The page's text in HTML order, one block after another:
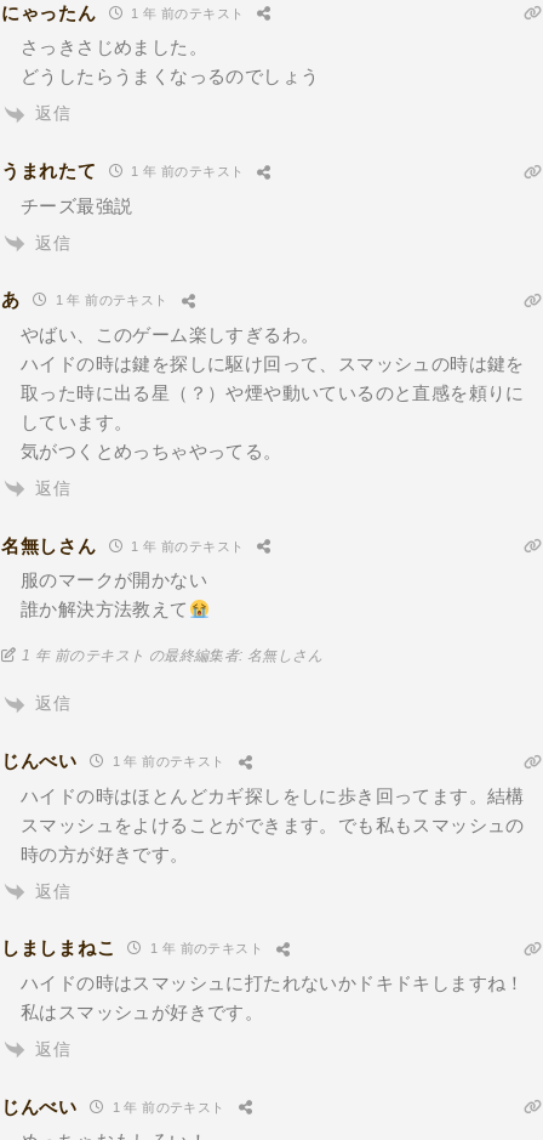
にゃったん 1 年 前のテキスト
さっきさじめました。
どうしたらうまくなっるのでしょう
返信
うまれたて 1 年 前のテキスト
チーズ最強説
返信
あ 1 年 前のテキスト
やばい、このゲーム楽しすぎるわ。
ハイドの時は鍵を探しに駆け回って、スマッシュの時は鍵を
取った時に出る星（？）や煙や動いているのと直感を頼りに
しています。
気がつくとめっちゃやってる。
返信
名無しさん 1 年 前のテキスト
服のマークが開かない
誰か解決方法教えて
1 年 前のテキスト の最終編集者: 名無しさん
返信
じんべい 1 年 前のテキスト
ハイドの時はほとんどカギ探しをしに歩き回ってます。結構
スマッシュをよけることができます。でも私もスマッシュの
時の方が好きです。
返信
しましまねこ 1 年 前のテキスト
ハイドの時はスマッシュに打たれないかドキドキしますね！
私はスマッシュが好きです。
返信
じんべい 1 年 前のテキスト